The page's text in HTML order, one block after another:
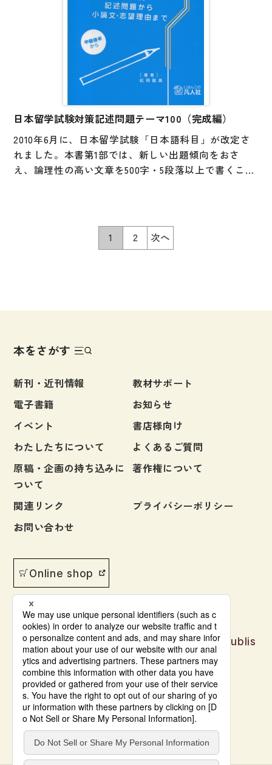
日本留学試験対策記述問題テーマ100（完成編）
2010年6月に、日本留学試験「日本語科目」が改定さ
れました。本書第1部では、新しい出題傾向をおさ
え、論理性の高い文章を500字・5段落以上で書くこと
～中級前半向けの[基礎編]も発売中)
1 2 次へ
本をさがす
新刊・近刊情報
教材サポート
電子書籍
お知らせ
イベント
書店様向け
わたしたちについて
よくあるご質問
原稿・企画の持ち込みに
ついて
著作権について
関連リンク
プライバシーポリシー
お問い合わせ
Online shop
Japanese language learning materials publis
hed by Bonjinsha
© Bonjinsha Co., LTD. All Rights Reserved.